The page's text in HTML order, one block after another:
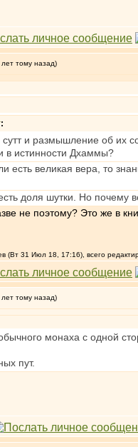
тому назад)
:
и размышление об их
в истинности Дхаммы?
есть великая вера, то
доля шутки. Но
не поэтому? Это же в
(Вт 31 Июл 18, 17:16), всего
тому назад)
монаха с одной
пут.